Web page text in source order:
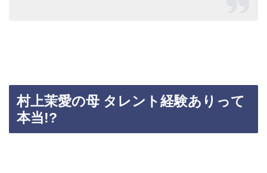
村上茉愛の母 タレント経験ありって
本当!?